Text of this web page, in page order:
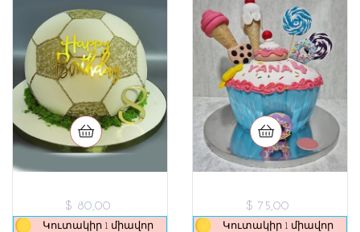
$ 80,00
Կուտակիր 1 միավոր
$ 75,00
Կուտակիր 1 միավոր